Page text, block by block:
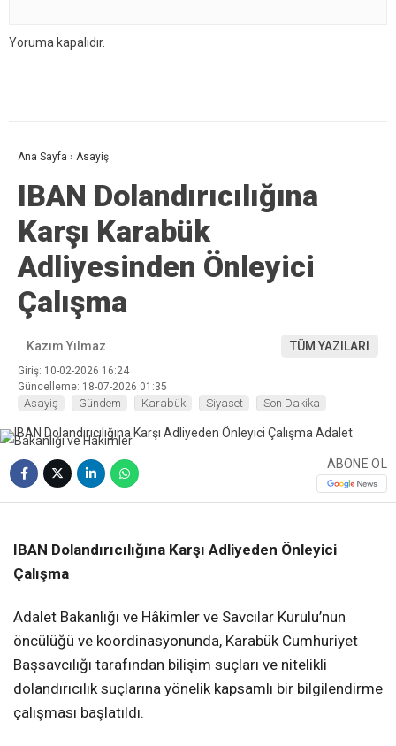
Yoruma kapalıdır.
Ana Sayfa › Asayiş
IBAN Dolandırıcılığına
Karşı Karabük
Adliyesinden Önleyici
Çalışma
Kazım Yılmaz TÜM YAZILARI
Giriş: 10-02-2026 16:24
Güncelleme: 18-07-2026 01:35
Asayiş Gündem Karabük Siyaset Son Dakika
ABONE OL
IBAN Dolandırıcılığına Karşı Adliyeden Önleyici
Çalışma
Adalet Bakanlığı ve Hâkimler ve Savcılar Kurulu’nun
öncülüğü ve koordinasyonunda, Karabük Cumhuriyet
Başsavcılığı tarafından bilişim suçları ve nitelikli
dolandırıcılık suçlarına yönelik kapsamlı bir bilgilendirme
çalışması başlatıldı.